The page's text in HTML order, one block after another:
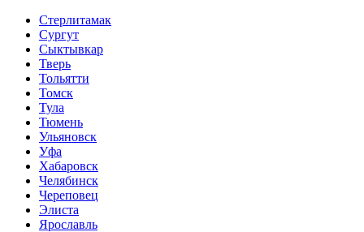
Стерлитамак
Сургут
Сыктывкар
Тверь
Тольятти
Томск
Тула
Тюмень
Ульяновск
Уфа
Хабаровск
Челябинск
Череповец
Элиста
Ярославль